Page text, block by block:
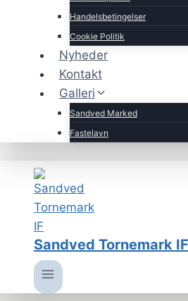
Handelsbetingelser
Cookie Politik
Nyheder
Kontakt
Galleri
Sandved Marked
Fastelavn
Sandved Tornemark IF